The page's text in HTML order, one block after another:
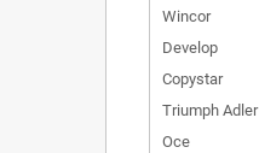
Wincor
Develop
Copystar
Triumph Adler
Oce